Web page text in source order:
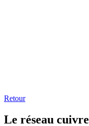
Retour
Le réseau